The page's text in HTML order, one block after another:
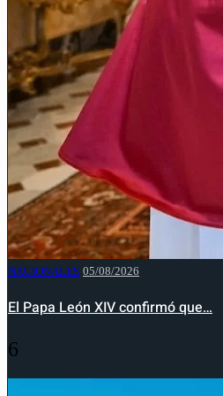
NACIONALES 05/08/2026
El Papa León XIV confirmó que…
6